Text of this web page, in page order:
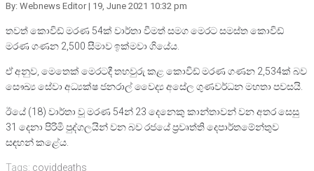
By: Webnews Editor | 19, June 2021 10:32 pm
තවත් කොවිඩ් මරණ 54ක් වාර්තා වීමත් සමග මෙරට සමස්ත කොවිඩ්
මරණ ගණන 2,500 සීමාව ඉක්මවා ගියේය.
ඒ අනුව, මෙතෙක් මෙරටදී තහවුරු කළ කොවිඩ් මරණ ගණන 2,534ක් බව
සෞඛ්‍ය සේවා අධ්‍යක්ෂ ජනරාල් වෛද්‍ය අසේල ගුණවර්ධන මහතා පවසයි.
ඊයේ (18) වාර්තා වූ මරණ 54න් 23 දෙනෙකු කාන්තාවන් වන අතර සෙසු
31 දෙනා පිරිමි පුද්ගලයින් වන බව රජයේ ප්‍රවෘත්ති දෙපාර්තමේන්තුව
සඳහන් කළේය.
Tags: coviddeaths